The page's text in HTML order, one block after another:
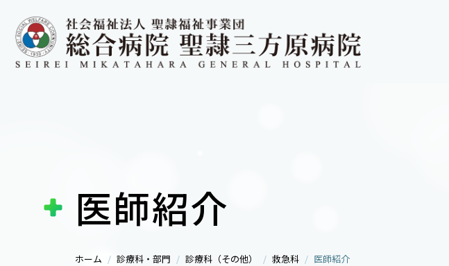
医師紹介
ホーム 診療科・部門 診療科（その他） 救急科 医師紹介